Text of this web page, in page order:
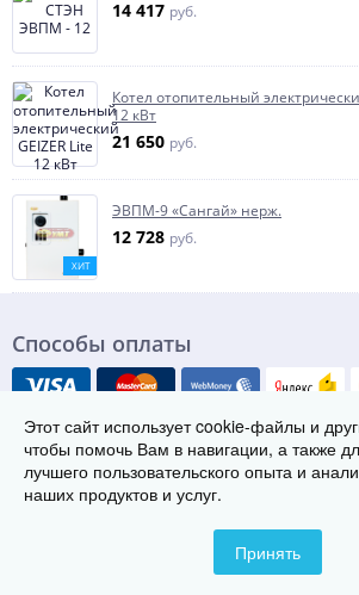
14 417 руб.
Котел отопительный
12 кВт
21 650 руб.
ХИТ
ЭВПМ-9 «Сангай» нерж.
12 728 руб.
Способы оплаты
© Группа заводов теплового оборудования
456300 г. Миасс, ул. Лихачева 2/1
Этот сайт использует cookie-файлы и
чтобы помочь Вам в навигации, а также
лучшего пользовательского опыта и
наших продуктов и услуг.
Принять